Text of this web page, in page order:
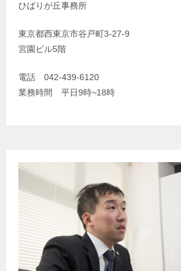
ひばりが丘事務所
東京都西東京市谷戸町3-27-9
宮園ビル5階
電話 042-439-6120
業務時間 平日9時~18時